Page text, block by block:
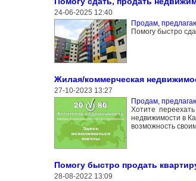
24-06-2025 12:40
Продам,
Помогу быстро
Жилая/коммерческая
27-10-2023 13:27
Продам,
Хотите
недвижимости в
возможность
Помогу быстро продать
28-08-2022 13:09